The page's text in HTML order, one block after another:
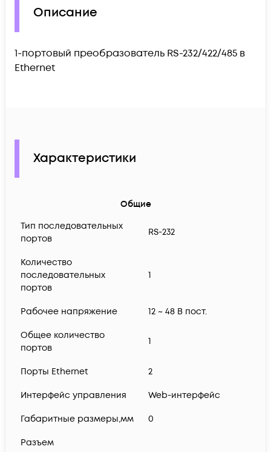
Описание
1-портовый преобразователь RS-232/422/485 в
Ethernet
Характеристики
Общие
Тип последовательных
портов
RS-232
Количество
последовательных
портов
1
Рабочее напряжение 12 ~ 48 В пост.
Общее количество
портов
1
Порты Ethernet 2
Интерфейс управления Web-интерфейс
Габаритные размеры,мм 0
Разъем